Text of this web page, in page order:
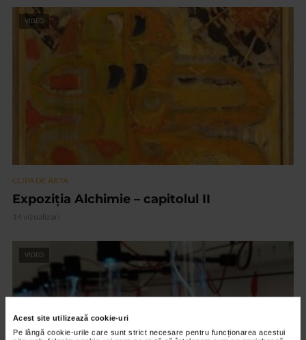
Acest site utilizează cookie-uri
Pe lângă cookie-urile care sunt strict necesare pentru funcționarea acestui
VIDEO
CLIPA DE ARTA
Expoziția Alchimie – capitolul II
14 vizualizari
VIDEO